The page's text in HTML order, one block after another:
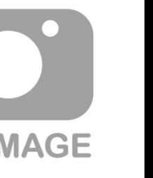
支球隊趴趴走。 每隊
少與一位球團高層進
一位。 我還使用匿名
有趣情報。 此外，幾
的想法。 (節錄鵜鶘部